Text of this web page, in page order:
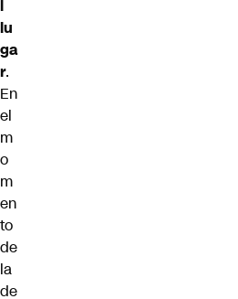
l
lu
ga
r.
En
el
m
o
m
en
to
de
la
de